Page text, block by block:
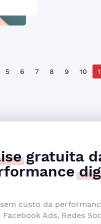
5 6 7 8 9 10
gratuita
custo da
Facebook Ads, Redes